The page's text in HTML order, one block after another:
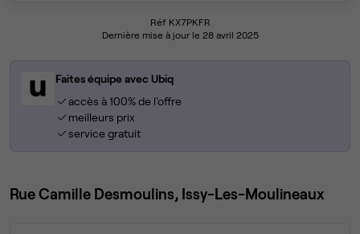
Réf KX7PKFR
Dernière mise à jour le 28 avril 2025
Faites équipe avec Ubiq
accès à 100% de l'offre
meilleurs prix
service gratuit
Rue Camille Desmoulins, Issy-Les-Moulineaux